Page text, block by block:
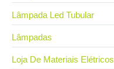
Lâmpada Led Tubular
Lâmpadas
Loja De Materiais Elétricos